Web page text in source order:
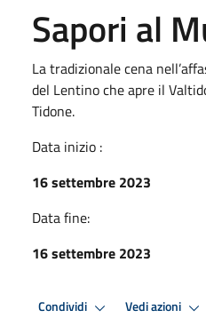
Sapori al
La tradizionale cena
del Lentino che apre il
Tidone.
Data inizio :
16 settembre 2023
Data fine:
16 settembre 2023
Condividi Vedi azioni